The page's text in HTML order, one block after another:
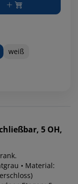
weiß
5 OH,
• Material: